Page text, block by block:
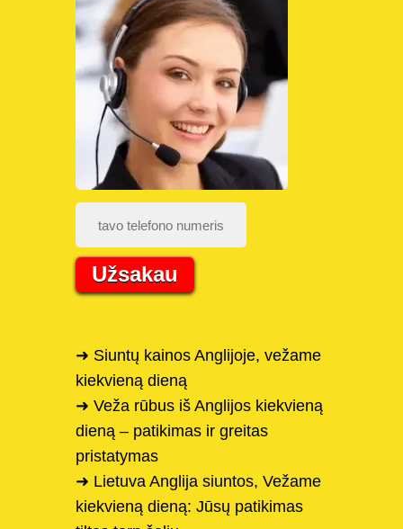
Užsakau
➜ Siuntų kainos Anglijoje, vežame
kiekvieną dieną
➜ Veža rūbus iš Anglijos kiekvieną
dieną – patikimas ir greitas
pristatymas
➜ Lietuva Anglija siuntos, Vežame
kiekvieną dieną: Jūsų patikimas